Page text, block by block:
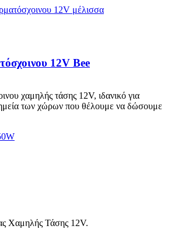
12V Bee
χαμηλής τάσης 12V, ιδανικό για
των χώρων που θέλουμε να δώσουμε
Χαμηλής Τάσης 12V.